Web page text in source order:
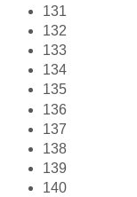
131
132
133
134
135
136
137
138
139
140